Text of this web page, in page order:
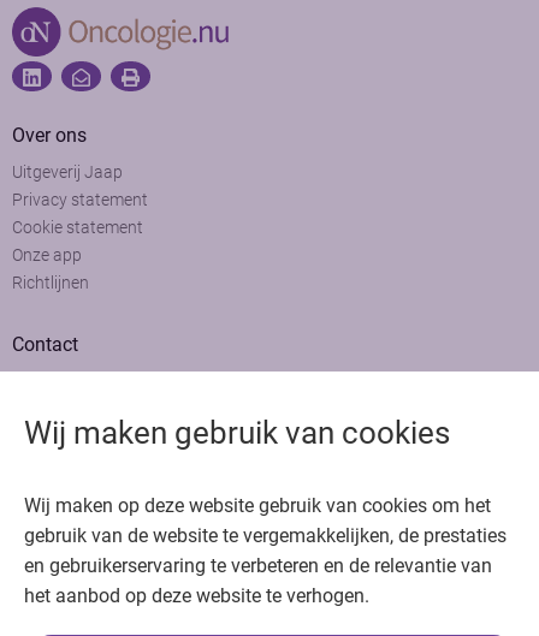
Wij maken gebruik van cookies
Wij maken op deze website gebruik van cookies om het
gebruik van de website te vergemakkelijken, de prestaties
en gebruikerservaring te verbeteren en de relevantie van
het aanbod op deze website te verhogen.
Bedankt voor het bezoeken van Oncologie.nu
Krijg gratis toegang in 30 seconden of log in om verder te gaan
Over ons
Uitgeverij Jaap
Privacy statement
Cookie statement
Onze app
Richtlijnen
Contact
Adverteren
Copyright © 2026. Uitgeverij Jaap. Alle rechten voorbehouden.